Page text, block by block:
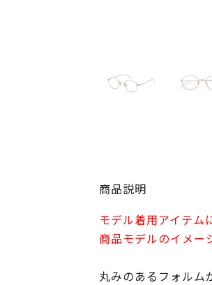
商品説明
モデル着用アイテム
商品モデルのイメー
丸みのあるフォルム